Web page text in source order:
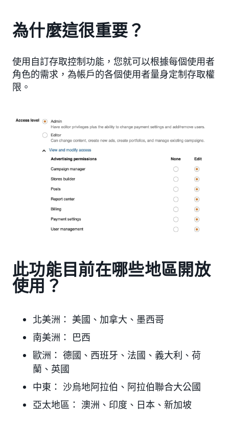
為什麼這很重要？
使用自訂存取控制功能，您就可以根據每個使用者
角色的需求，為帳戶的各個使用者量身定制存取權
限。
此功能目前在哪些地區開放
使用？
北美洲： 美國、加拿大、墨西哥
南美洲： 巴西
歐洲： 德國、西班牙、法國、義大利、荷
蘭、英國
中東： 沙烏地阿拉伯、阿拉伯聯合大公國
亞太地區： 澳洲、印度、日本、新加坡